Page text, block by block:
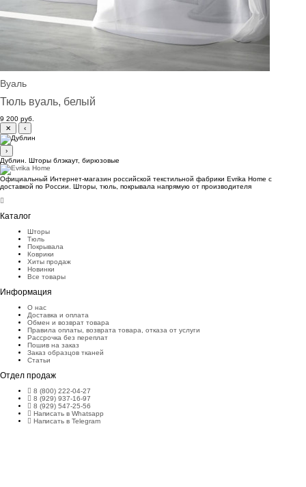
Вуаль
Тюль вуаль, белый
9 200 руб.
✕
‹
›
Дублин. Шторы блэкаут, бирюзовые
Официальный Интернет-магазин российской текстильной фабрики Evrika Home c
доставкой по России. Шторы, тюль, покрывала напрямую от производителя
Каталог
Шторы
Тюль
Покрывала
Коврики
Хиты продаж
Новинки
Все товары
Информация
О нас
Доставка и оплата
Обмен и возврат товара
Правила оплаты, возврата товара, отказа от услуги
Рассрочка без переплат
Пошив на заказ
Заказ образцов тканей
Статьи
Отдел продаж
8 (800) 222-04-27
8 (929) 937-16-97
8 (929) 547-25-56
Написать в Whatsapp
Написать в Telegram